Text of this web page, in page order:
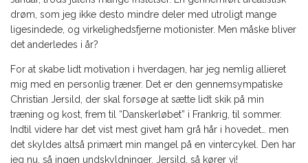
drøm, som jeg ikke desto mindre deler med utroligt mange
ligesindede, og virkelighedsfjerne motionister. Men måske bliver
det anderledes i år?
For at skabe lidt motivation i hverdagen, har jeg nemlig allieret
mig med en personlig træner. Det er den gennemsympatiske
Christian Jersild, der skal forsøge at sætte lidt skik på min
træning og kost, frem til “Danskerløbet” i Frankrig, til sommer.
Indtil videre har det vist mest givet ham grå hår i hovedet… men
det skyldes altså primært min mangel på en vintercykel. Den har
jeg nu, så ingen undskyldninger. Jersild, så kører vi!